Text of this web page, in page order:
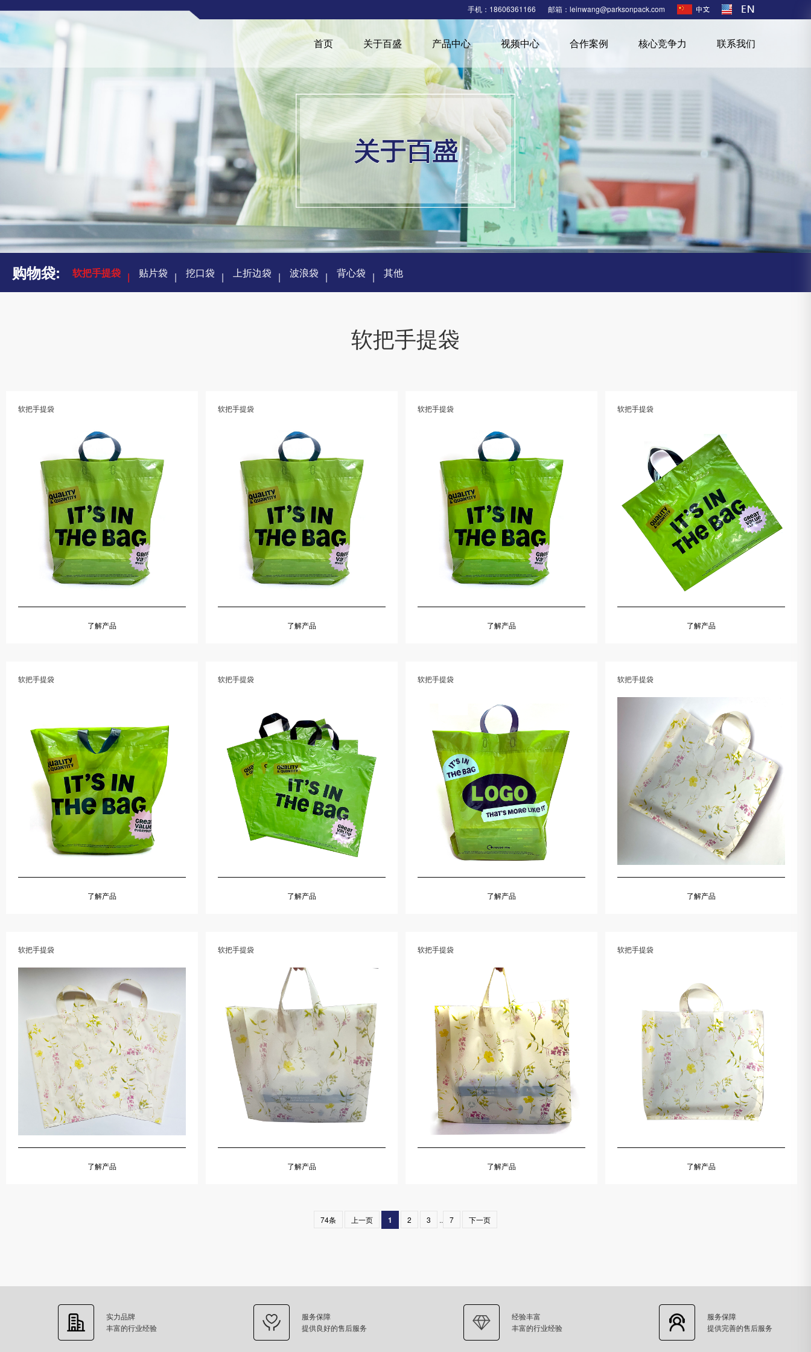
手机：18606361166 邮箱：leinwang@parksonpack.com
首页 关于百盛 产品中心 视频中心 合作案例 核心竞争力 联系我们
购物袋: 软把手提袋 贴片袋 挖口袋 上折边袋 波浪袋 背心袋 其他
软把手提袋
软把手提袋
了解产品
软把手提袋
了解产品
软把手提袋
了解产品
软把手提袋
了解产品
软把手提袋
了解产品
软把手提袋
了解产品
软把手提袋
了解产品
软把手提袋
了解产品
软把手提袋
了解产品
软把手提袋
了解产品
软把手提袋
了解产品
软把手提袋
了解产品
74条 上一页 1 2 3 .. 7 下一页
实力品牌
丰富的行业经验
服务保障
提供良好的售后服务
经验丰富
丰富的行业经验
服务保障
提供完善的售后服务